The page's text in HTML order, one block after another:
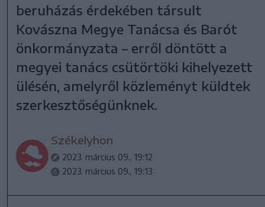
beruházás érdekében társult
Kovászna Megye Tanácsa és Barót
önkormányzata – erről döntött a
megyei tanács csütörtöki kihelyezett
ülésén, amelyről közleményt küldtek
szerkesztőségünknek.
Székelyhon
2023. március 09., 19:12
2023. március 09., 19:13